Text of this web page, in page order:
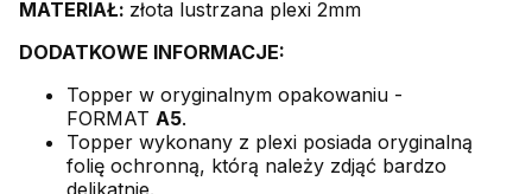
MATERIAŁ: złota lustrzana plexi 2mm
DODATKOWE INFORMACJE:
Topper w oryginalnym opakowaniu -
FORMAT A5.
Topper wykonany z plexi posiada oryginalną
folię ochronną, którą należy zdjąć bardzo